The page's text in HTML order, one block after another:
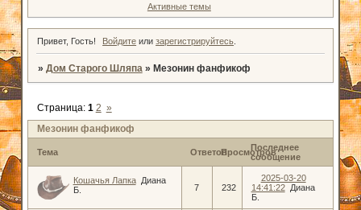
Активные темы
Привет, Гость! Войдите илизарегистрируйтесь
» Дом Старого Шляпа » Мезонин фанфикоф
Мезонин фанфикоф
Страница: 1 2 »
Тема ОтветовПросмотровПоследнее
сообщение
Кошачья Лапка
Диана
Б.
7 232
2025-03-20
14:41:22
Диана
Б.